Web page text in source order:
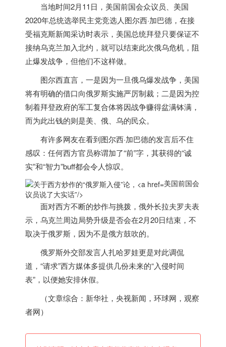
当地时间2月11日， 美国前国会众议员、 美国
2020年总统选举民主党竞选人图尔西·加巴德，在接
受福克斯新闻采访时表示， 美国总统拜登只要保证不
接纳乌克兰加入北约，就可以结束此次俄乌危机，阻
止爆发战争，但他们不这样做。
图尔西直言，一是因为一旦俄乌爆发战争， 美国
将有明确的借口向俄罗斯实施严厉制裁；二是因为控
制着拜登政府的军工复合体将因战争赚得盆满钵满，
而为此出钱的则是美、俄、乌的民众。
有许多网友在看到图尔西·加巴德的发言后不住
感叹：任何西方官员称谓加了“前”字，其获得的“诚
实”和“智力”buff都会令人惊叹。
美国前国会
议员说了大实话”/>
面对西方不断的炒作与挑拨，俄外长拉夫罗夫表
示，乌克兰周边局势升级是否会在2月20日结束，不
取决于俄罗斯，因为不是俄方鼓吹的。
俄罗斯外交部发言人扎哈罗娃更是对此调侃
道，“请求”西方媒体多提供几份未来的“入侵时间
表”，以便她安排休假。
（文章综合：新华社，央视新闻，环球网，观察
者网）